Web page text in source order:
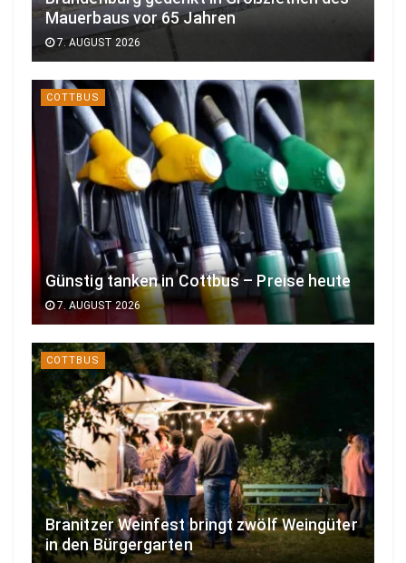
Mauerbaus vor 65 Jahren
7. AUGUST 2026
COTTBUS
Günstig tanken in Cottbus – Preise heute
7. AUGUST 2026
COTTBUS
Branitzer Weinfest bringt zwölf Weingüter
in den Bürgergarten